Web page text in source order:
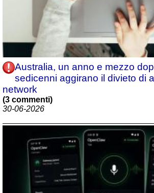
Australia, un anno e mezzo
sedicenni aggirano il divieto di
network
(3 commenti)
30-06-2026